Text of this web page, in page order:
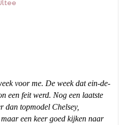
voor me. De week dat ein-de-
een feit werd. Nog een laatste
dan topmodel Chelsey,
een keer goed kijken naar